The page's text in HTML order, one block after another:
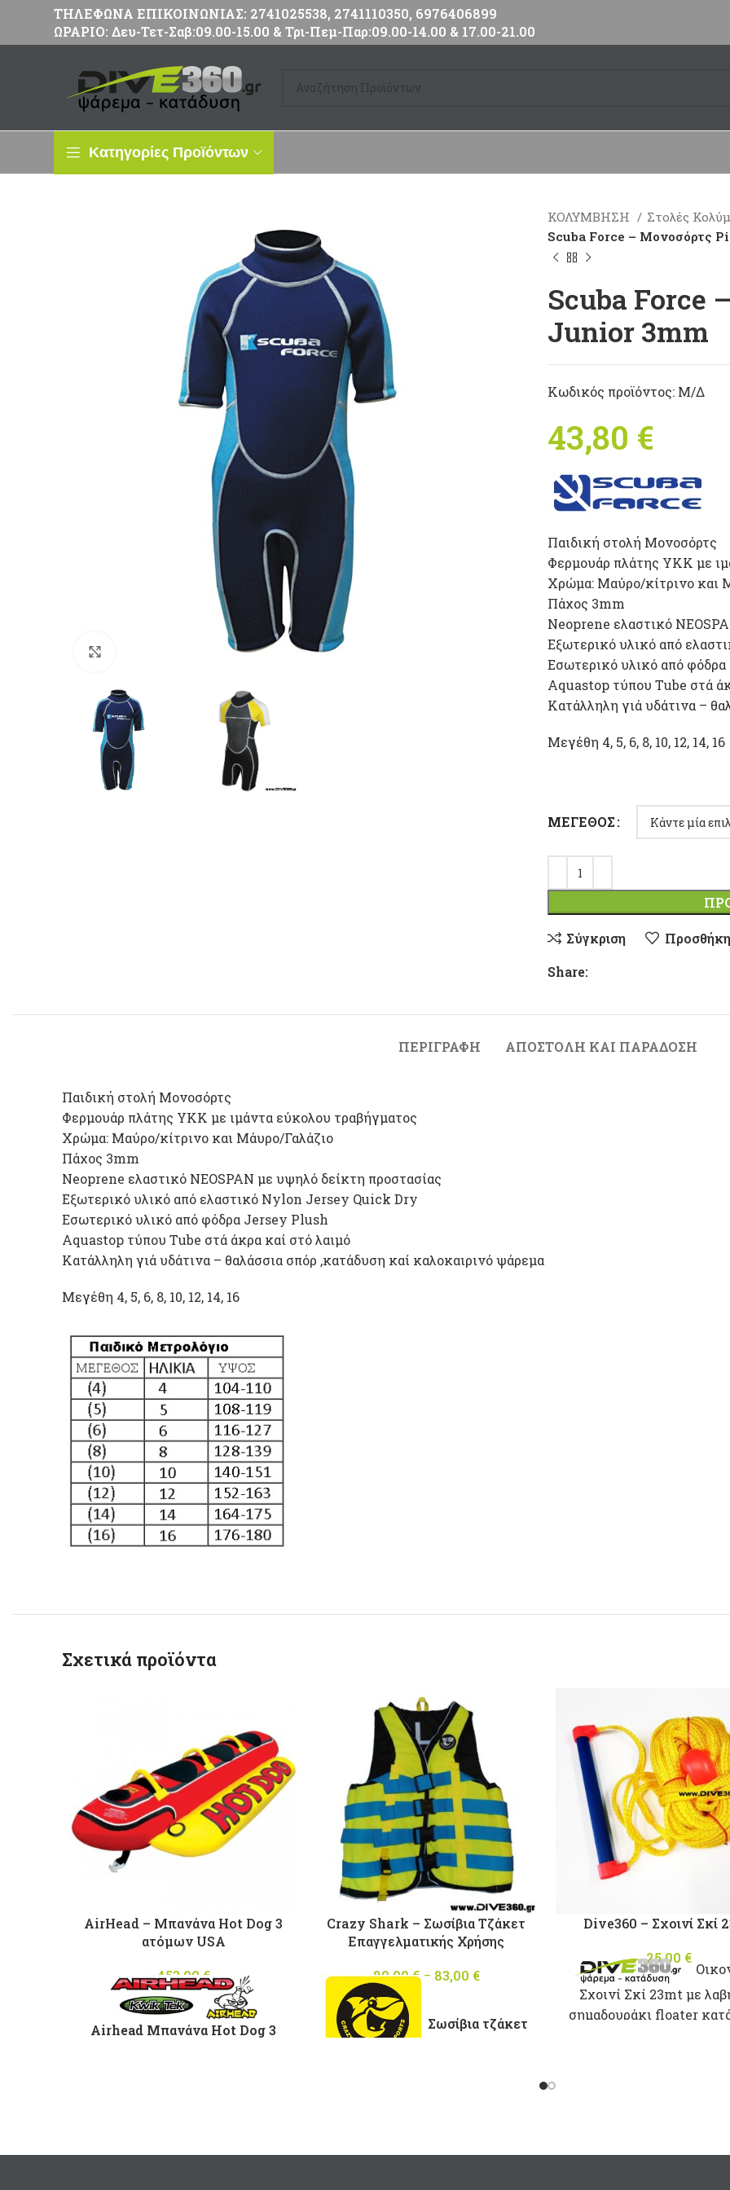
ΤΗΛΕΦΩΝΑ ΕΠΙΚΟΙΝΩΝΙΑΣ: 2741025538, 2741110350, 6976406899
ΩΡΑΡΙΟ: Δευ-Τετ-Σαβ:09.00-15.00 & Τρι-Πεμ-Παρ:09.00-14.00 & 17.00-21.00
Κατηγορίες Προϊόντων
Πατήστε για μεγέθυνση
ΚΟΛΥΜΒΗΣΗ
Στολές
Scuba Force – Μονοσόρτς
Scuba Force
Junior 3mm
Κωδικός προϊόντος: Μ/Δ
43,80 €
Παιδική στολή Μονοσόρτς
Φερμουάρ πλάτης YKK με
Xρώμα: Mαύρο/κίτρινο και
Πάχος 3mm
Neoprene ελαστικό
Εξωτερικό υλικό από
Eσωτερικό υλικό από
Aquastop τύπου Τube στά
Κατάλληλη γιά υδάτινα –
Μεγέθη 4, 5, 6, 8, 10, 12, 14, 16
ΜΈΓΕΘΟΣ
Σύγκριση
Share:
ΠΕΡΙΓΡΑΦΉ ΑΠΟΣΤΟΛΉ ΚΑΙ ΠΑΡΆΔΟΣΗ
Παιδική στολή Μονοσόρτς
Φερμουάρ πλάτης YKK με ιμάντα εύκολου τραβήγματος
Xρώμα: Mαύρο/κίτρινο και Μάυρο/Γαλάζιο
Πάχος 3mm
Neoprene ελαστικό NEOSPAN με υψηλό δείκτη προστασίας
Εξωτερικό υλικό από ελαστικό Nylon Jersey Quick Dry
Eσωτερικό υλικό από φόδρα Jersey Plush
Aquastop τύπου Τube στά άκρα καί στό λαιμό
Κατάλληλη γιά υδάτινα – θαλάσσια σπόρ ,κατάδυση καί καλοκαιρινό ψάρεμα
Μεγέθη 4, 5, 6, 8, 10, 12, 14, 16
Σχετικά προϊόντα
AirHead – Μπανάνα Hot Dog 3
ατόμων USA
453,00€
Airhead Μπανάνα Hot Dog 3
Crazy Shark – Σωσίβια Τζάκετ
Επαγγελματικής Χρήσης
80,00€ – 83,00 €
through
Σωσίβια τζάκετ
Dive360 – Σχοινί Σκί
25,00 €
Σχοινί Σκί 23mt με
σημαδουράκι floater